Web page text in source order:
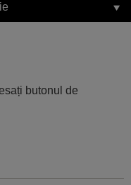
butonul de